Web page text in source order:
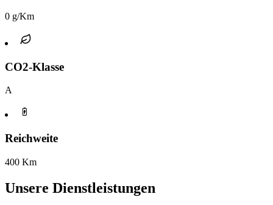
0 g/Km
CO2-Klasse
A
Reichweite
400 Km
Unsere Dienstleistungen